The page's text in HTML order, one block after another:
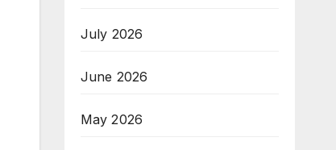
July 2026
June 2026
May 2026